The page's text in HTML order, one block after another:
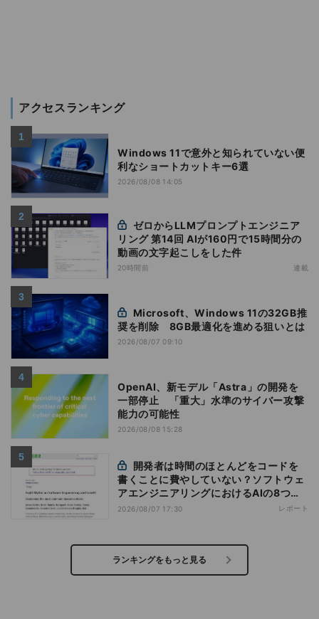
アクセスランキング
Windows 11で意外と知られていない便
利なショートカットキー6選
2026/08/08 14:05
リング 第14回 AIが160円で15時間分の
動画の文字起こしをした件
20時間前 連載
奨を削除 8GB最適化を進める狙いとは
2026/08/07 09:10
OpenAI、新モデル「Astra」の開発を
一部停止 「重大」水準のサイバー攻撃
能力の可能性
2026/08/08 15:28
書くことに費やしていない？ソフトウェ
アエンジニアリングにおけるAIの8つの
神話への賛否
2026/08/07 17:30 レポート
ランキングをもっと見る